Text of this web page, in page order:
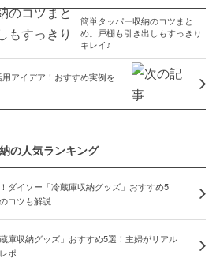
簡単タッパー収納のコツまと
め。戸棚も引き出しもすっきり
キレイ♪
アイデア！おすすめ実例を
の人気ランキング
ダイソー「冷蔵庫収納グッズ」おすすめ5
コツも解説
庫収納グッズ」おすすめ5選！主婦がリアル
ポ